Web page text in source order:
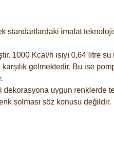
standartlardaki imalat
1000 Kcal/h ısıyı 0,64 litre
gelmektedir. Bu ise
uygun renklerde
solması söz konusu değildir.